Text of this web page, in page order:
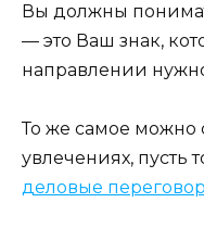
Вы должны
— это Ваш знак,
направлении
То же самое можно
увлечениях, пусть
деловые